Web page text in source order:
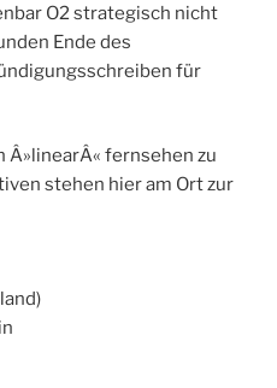
O2 strategisch nicht
Ende des
für
Â»linearÂ« fernsehen zu
stehen hier am Ort zur